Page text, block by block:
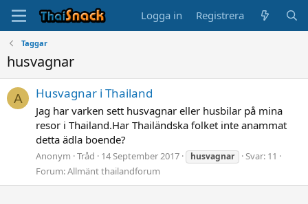
Logga in Registrera
Taggar
husvagnar
A Husvagnar i Thailand
Jag har varken sett husvagnar eller husbilar på mina
resor i Thailand.Har Thailändska folket inte anammat
detta ädla boende?
Anonym Tråd 14 September 2017 husvagnar
Svar: 11
Forum:Allmänt thailandforum